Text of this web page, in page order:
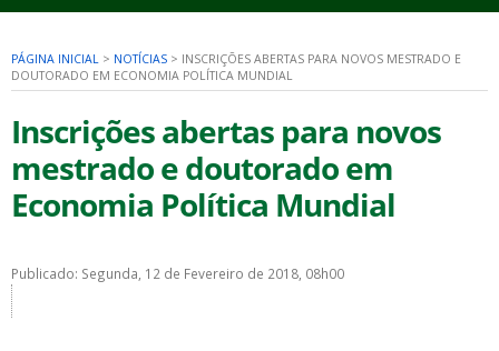
PÁGINA INICIAL > NOTÍCIAS > INSCRIÇÕES ABERTAS PARA NOVOS MESTRADO E
DOUTORADO EM ECONOMIA POLÍTICA MUNDIAL
Inscrições abertas para novos
mestrado e doutorado em
Economia Política Mundial
Publicado: Segunda, 12 de Fevereiro de 2018, 08h00